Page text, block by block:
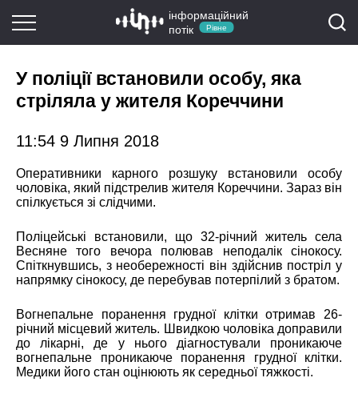
інформаційний
потік
Рівне
У поліції встановили особу, яка
стріляла у жителя Кореччини
11:54 9 Липня 2018
Оперативники карного розшуку встановили особу
чоловіка, який підстрелив жителя Кореччини. Зараз він
спілкується зі слідчими.
Поліцейські встановили, що 32-річний житель села
Весняне того вечора полював неподалік сінокосу.
Спіткнувшись, з необережності він здійснив постріл у
напрямку сінокосу, де перебував потерпілий з братом.
Вогнепальне поранення грудної клітки отримав 26-
річний місцевий житель. Швидкою чоловіка доправили
до лікарні, де у нього діагностували проникаюче
вогнепальне проникаюче поранення грудної клітки.
Медики його стан оцінюють як середньої тяжкості.